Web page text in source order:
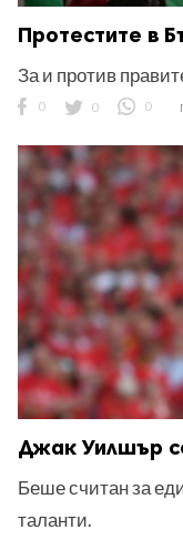
Протестите в
За и против
0 0 0
Джак Уилшър
Беше считан за
таланти.